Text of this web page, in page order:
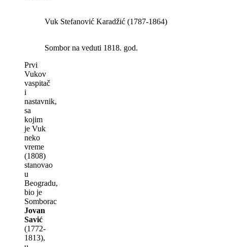
Vuk Stefanović Karadžić (1787-1864)
Sombor na veduti 1818. god.
Prvi
Vukov
vaspitač
i
nastavnik,
sa
kojim
je Vuk
neko
vreme
(1808)
stanovao
u
Beogradu,
bio je
Somborac
Jovan
Savić
(1772-
1813),